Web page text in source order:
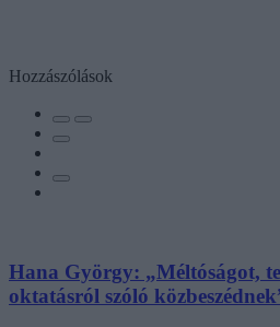
Hozzászólások
Hana György: „Méltóságot,
oktatásról szóló